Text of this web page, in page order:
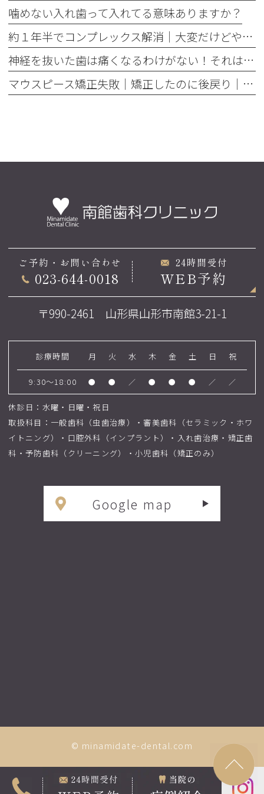
噛めない入れ歯って入れてる意味ありますか？
約１年半でコンプレックス解消｜大変だけどやって良かった歯の矯正治療
神経を抜いた歯は痛くなるわけがない！それは嘘です
マウスピース矯正失敗｜矯正したのに後戻り｜最近よく聞くけどそれってなんで？
ご予約・お問い合わせ
023-644-0018
24時間受付
WEB予約
〒990-2461 山形県山形市南館3-21-1
診療時間 月 火 水 木 金 土 日 祝
9:30～18:00 ● ● ／ ● ● ● ／ ／
休診日：水曜・日曜・祝日
取扱科目：一般歯科（虫歯治療）・審美歯科（セラミック・ホワ
イトニング）・口腔外科（インプラント）・入れ歯治療・矯正歯
科・予防歯科（クリーニング）・小児歯科（矯正のみ）
Google map
© minamidate-dental.com